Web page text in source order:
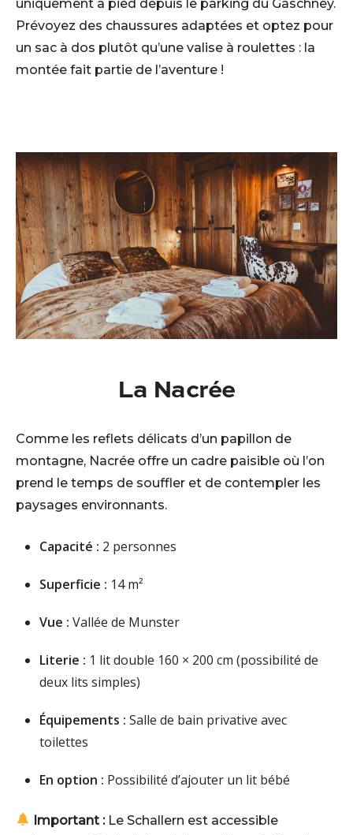
uniquement à pied depuis le parking du Gaschney.
Prévoyez des chaussures adaptées et optez pour
un sac à dos plutôt qu’une valise à roulettes : la
montée fait partie de l’aventure !
La Nacrée
Comme les reflets délicats d’un papillon de
montagne, Nacrée offre un cadre paisible où l’on
prend le temps de souffler et de contempler les
paysages environnants.
Capacité : 2 personnes
Superficie : 14 m²
Vue : Vallée de Munster
Literie : 1 lit double 160 × 200 cm (possibilité de
deux lits simples)
Équipements : Salle de bain privative avec
toilettes
En option : Possibilité d’ajouter un lit bébé
Important :Le Schallern est accessible